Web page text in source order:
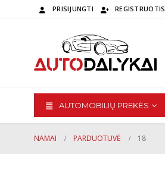
PRISIJUNGTI REGISTRUOTIS
AUTOMOBILIŲ PREKĖS
NAMAI PARDUOTUVĖ 18